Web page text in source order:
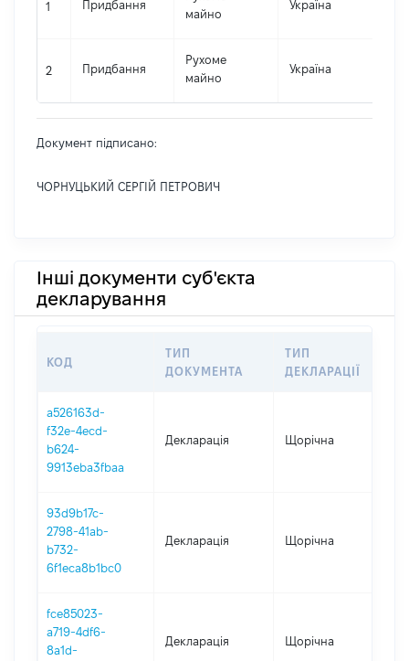
1 Придбання
майно
Україна
2 Придбання
Рухоме
майно
Україна
Документ підписано:
ЧОРНУЦЬКИЙ СЕРГІЙ ПЕТРОВИЧ
Інші документи суб'єкта
декларування
КОД
ТИП
ДОКУМЕНТА
ТИП
ДЕКЛАРАЦІЇ
a526163d-
f32e-4ecd-
b624-
9913eba3fbaa
Декларація Щорічна
93d9b17c-
2798-41ab-
b732-
6f1eca8b1bc0
Декларація Щорічна
fce85023-
a719-4df6-
8a1d-
Декларація Щорічна